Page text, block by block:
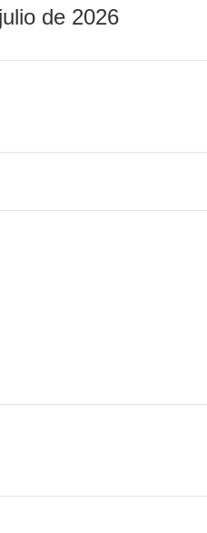
de 2026